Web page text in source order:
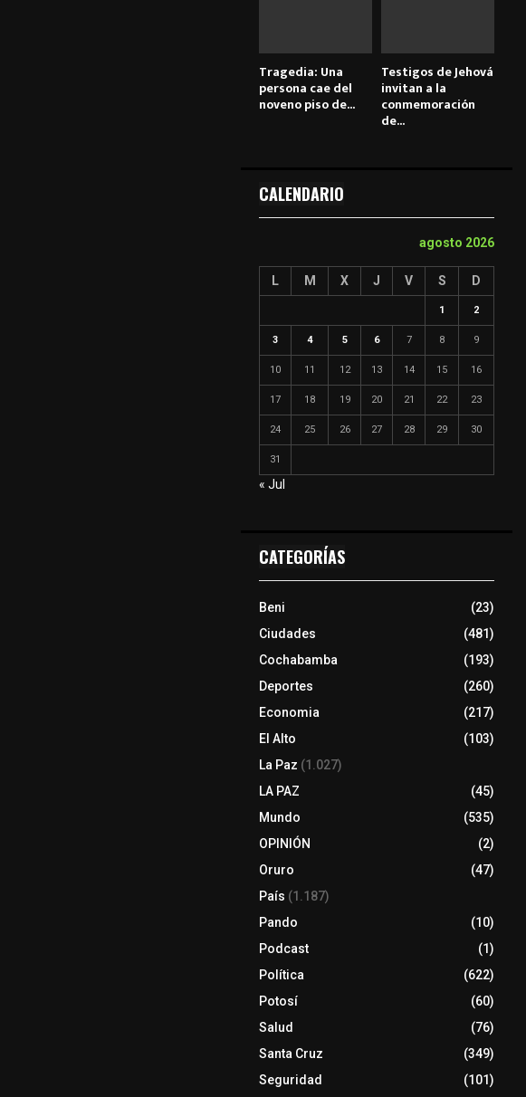
Tragedia: Una
persona cae del
noveno piso de...
Testigos de Jehová
invitan a la
conmemoración
de...
CALENDARIO
agosto 2026
L M X J V S D
1 2
3 4 5 6 7 8 9
10 11 12 13 14 15 16
17 18 19 20 21 22 23
24 25 26 27 28 29 30
31
« Jul
CATEGORÍAS
Beni
(23)
Ciudades
(481)
Cochabamba
(193)
Deportes
(260)
Economia
(217)
El Alto
(103)
La Paz (1.027)
LA PAZ
(45)
Mundo
(535)
OPINIÓN
(2)
Oruro
(47)
País (1.187)
Pando
(10)
Podcast
(1)
Política
(622)
Potosí
(60)
Salud
(76)
Santa Cruz
(349)
Seguridad
(101)